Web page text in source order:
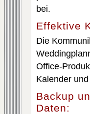
bei.
Effektive
Die
Office-
Kalender
Backup
Daten: